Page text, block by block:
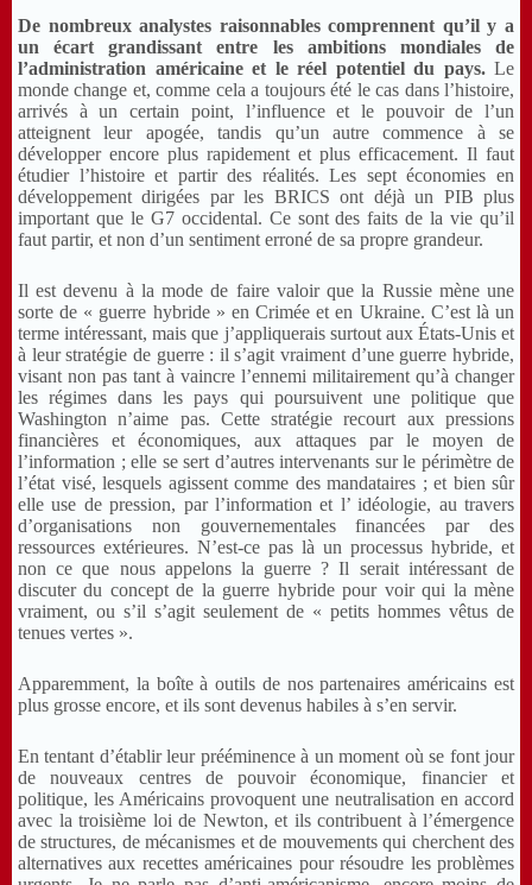
De nombreux analystes raisonnables comprennent qu’il y a
un écart grandissant entre les ambitions mondiales de
l’administration américaine et le réel potentiel du pays.Le
monde change et, comme cela a toujours été le cas dans l’histoire,
arrivés à un certain point, l’influence et le pouvoir de l’un
atteignent leur apogée, tandis qu’un autre commence à se
développer encore plus rapidement et plus efficacement. Il faut
étudier l’histoire et partir des réalités. Les sept économies en
développement dirigées par les BRICS ont déjà un PIB plus
important que le G7 occidental. Ce sont des faits de la vie qu’il
faut partir, et non d’un sentiment erroné de sa propre grandeur.
Il est devenu à la mode de faire valoir que la Russie mène une
sorte de « guerre hybride » en Crimée et en Ukraine. C’est là un
terme intéressant, mais que j’appliquerais surtout aux États-Unis et
à leur stratégie de guerre : il s’agit vraiment d’une guerre hybride,
visant non pas tant à vaincre l’ennemi militairement qu’à changer
les régimes dans les pays qui poursuivent une politique que
Washington n’aime pas. Cette stratégie recourt aux pressions
financières et économiques, aux attaques par le moyen de
l’information ; elle se sert d’autres intervenants sur le périmètre de
l’état visé, lesquels agissent comme des mandataires ; et bien sûr
elle use de pression, par l’information et l’ idéologie, au travers
d’organisations non gouvernementales financées par des
ressources extérieures. N’est-ce pas là un processus hybride, et
non ce que nous appelons la guerre ? Il serait intéressant de
discuter du concept de la guerre hybride pour voir qui la mène
vraiment, ou s’il s’agit seulement de « petits hommes vêtus de
tenues vertes ».
Apparemment, la boîte à outils de nos partenaires américains est
plus grosse encore, et ils sont devenus habiles à s’en servir.
En tentant d’établir leur prééminence à un moment où se font jour
de nouveaux centres de pouvoir économique, financier et
politique, les Américains provoquent une neutralisation en accord
avec la troisième loi de Newton, et ils contribuent à l’émergence
de structures, de mécanismes et de mouvements qui cherchent des
alternatives aux recettes américaines pour résoudre les problèmes